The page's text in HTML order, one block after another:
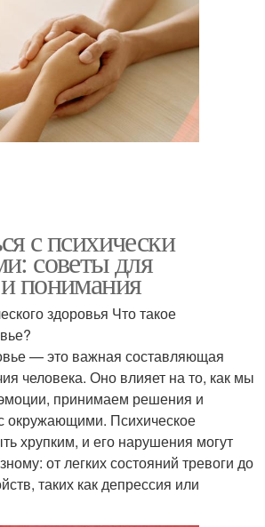
с психически
советы для
понимания
здоровья Что такое
— это важная составляющая
человека. Оно влияет на то, как мы
принимаем решения и
окружающими. Психическое
хрупким, и его нарушения могут
от легких состояний тревоги до
таких как депрессия или